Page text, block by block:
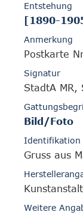
Entstehung
[1890-
Anmerkung
Postkarte
Signatur
StadtA MR,
Bild/Foto
Gruss aus
Weitere